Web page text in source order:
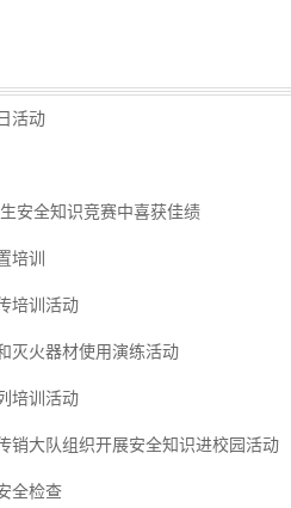
活动
安全知识竞赛中喜获佳绩
培训
培训活动
灭火器材使用演练活动
培训活动
销大队组织开展安全知识进校园活动
全检查